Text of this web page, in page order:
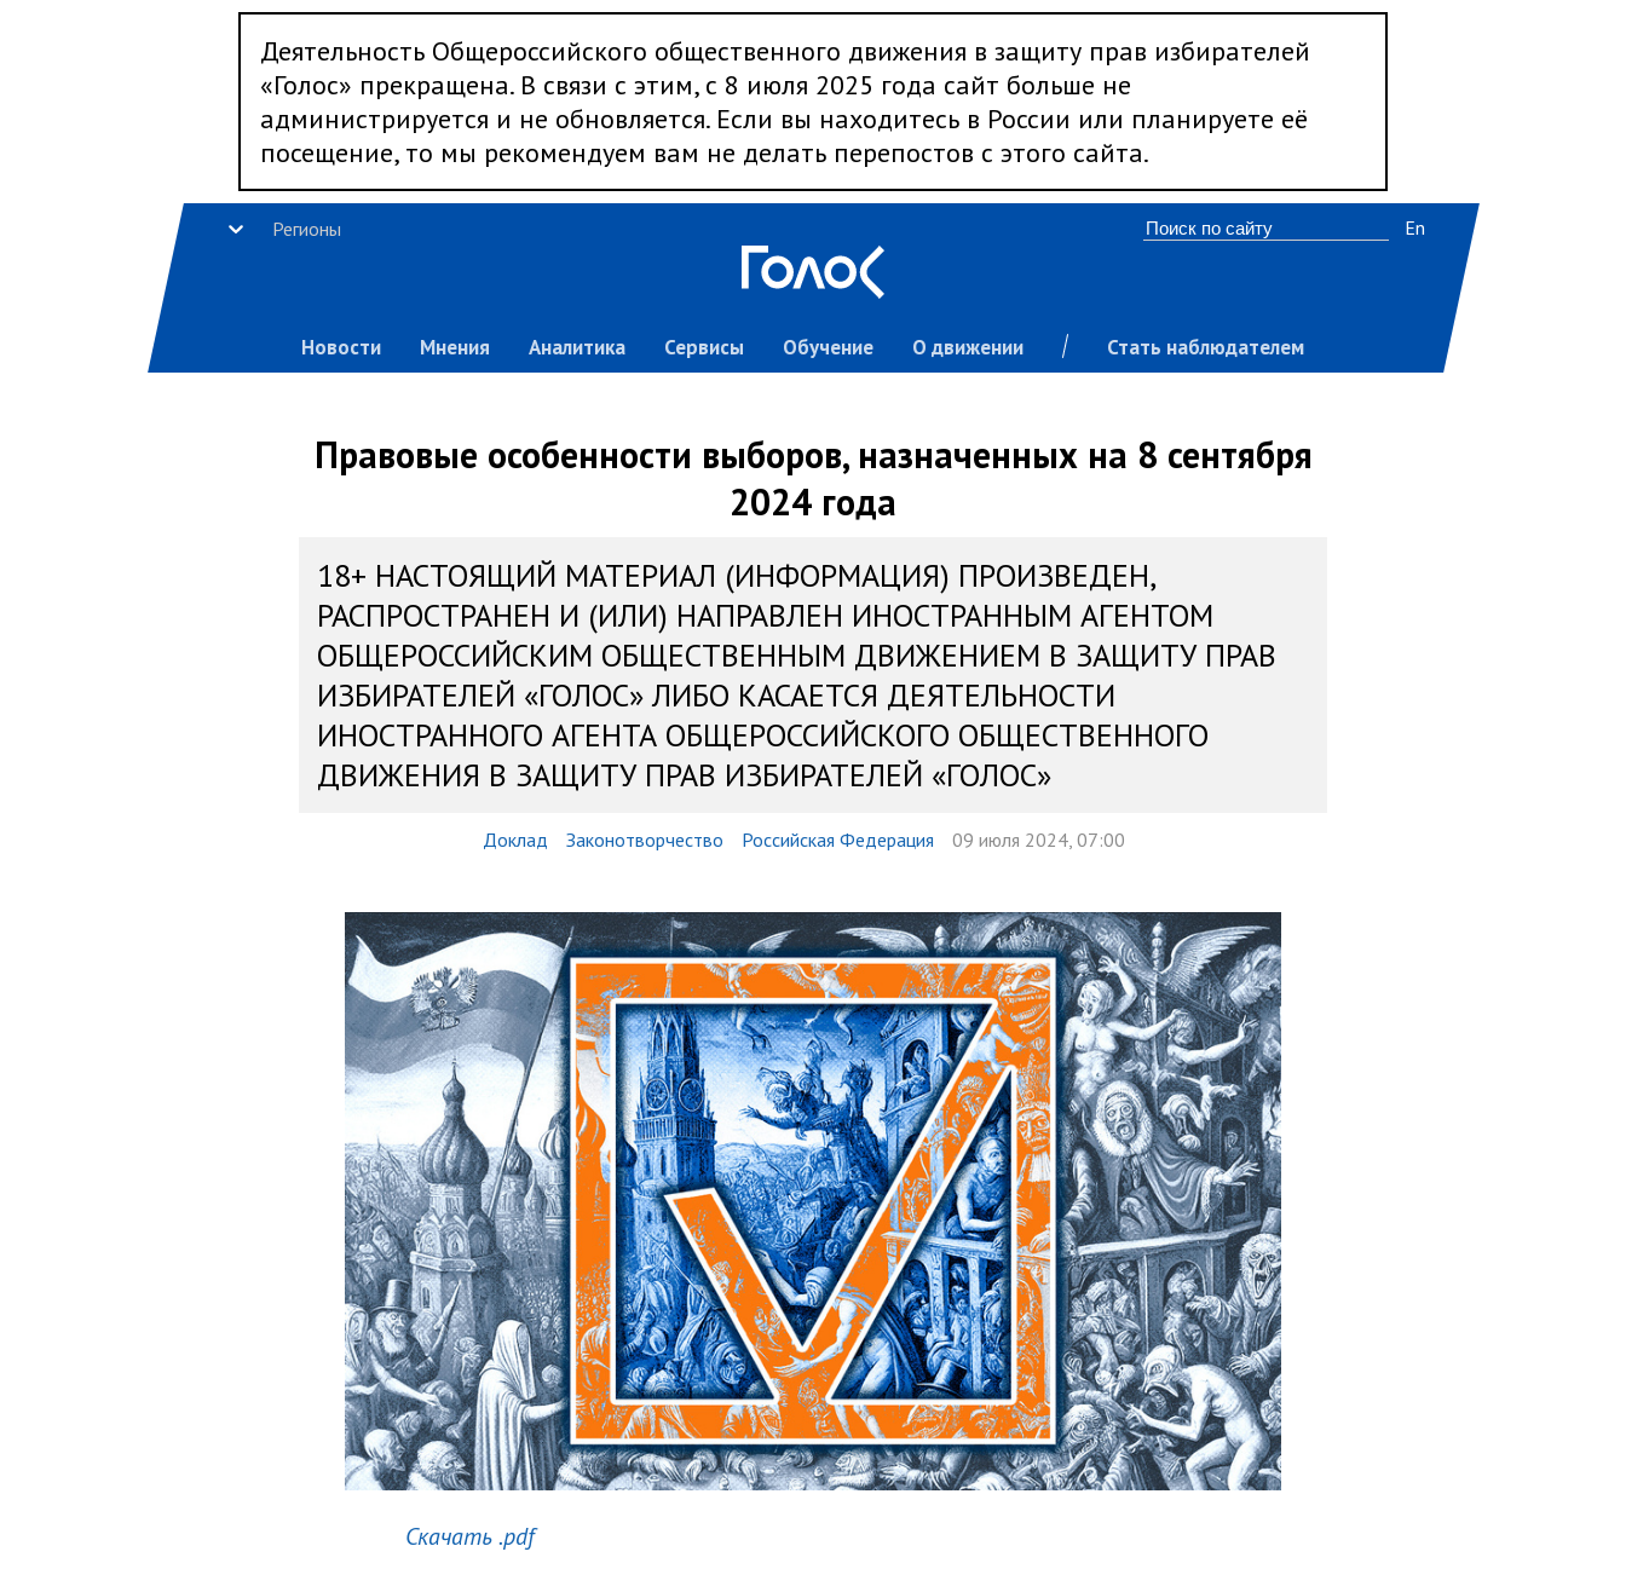
Деятельность Общероссийского общественного движения в защиту прав избирателей
«Голос» прекращена. В связи с этим, с 8 июля 2025 года сайт больше не
администрируется и не обновляется. Если вы находитесь в России или планируете её
посещение, то мы рекомендуем вам не делать перепостов с этого сайта.
Регионы
Новости Мнения Аналитика Сервисы Обучение О движении Стать наблюдателем
En
Правовые особенности выборов, назначенных на 8 сентября
2024 года
18+ НАСТОЯЩИЙ МАТЕРИАЛ (ИНФОРМАЦИЯ) ПРОИЗВЕДЕН,
РАСПРОСТРАНЕН И (ИЛИ) НАПРАВЛЕН ИНОСТРАННЫМ АГЕНТОМ
ОБЩЕРОССИЙСКИМ ОБЩЕСТВЕННЫМ ДВИЖЕНИЕМ В ЗАЩИТУ ПРАВ
ИЗБИРАТЕЛЕЙ «ГОЛОС» ЛИБО КАСАЕТСЯ ДЕЯТЕЛЬНОСТИ
ИНОСТРАННОГО АГЕНТА ОБЩЕРОССИЙСКОГО ОБЩЕСТВЕННОГО
ДВИЖЕНИЯ В ЗАЩИТУ ПРАВ ИЗБИРАТЕЛЕЙ «ГОЛОС»
Доклад Законотворчество Российская Федерация 09 июля 2024, 07:00
Скачать .pdf